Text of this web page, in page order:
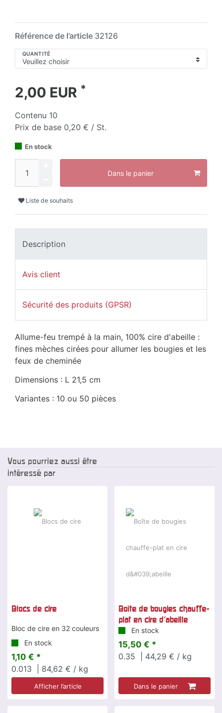
Référence de l’article 32126
QUANTITÉ
2,00 EUR *
Contenu 10
Prix de base 0,20 € / St.
En stock
Dans le panier
Liste de souhaits
Description
Avis client
Sécurité des produits (GPSR)
Allume-feu trempé à la main, 100% cire d'abeille :
fines mèches cirées pour allumer les bougies et les
feux de cheminée
Dimensions : L 21,5 cm
Variantes : 10 ou 50 pièces
Vous pourriez aussi être
intéressé par
Blocs de cire
Bloc de cire en 32 couleurs
En stock
1,10 € *
0.013
| 84,62 € / kg
Afficher l’article
Boîte de bougies chauffe-
plat en cire d'abeille
En stock
15,50 € *
0.35
| 44,29 € / kg
Dans le panier